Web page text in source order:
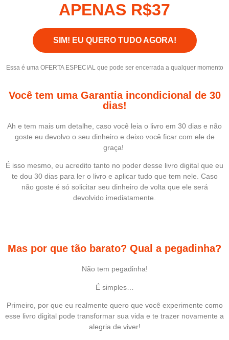
APENAS R$37
SIM! EU QUERO TUDO AGORA!
Essa é uma OFERTA ESPECIAL que pode ser encerrada a qualquer momento
Você tem uma Garantia incondicional de 30
dias!
Ah e tem mais um detalhe, caso você leia o livro em 30 dias e não
goste eu devolvo o seu dinheiro e deixo você ficar com ele de
graça!
É isso mesmo, eu acredito tanto no poder desse livro digital que eu
te dou 30 dias para ler o livro e aplicar tudo que tem nele. Caso
não goste é só solicitar seu dinheiro de volta que ele será
devolvido imediatamente.
Mas por que tão barato? Qual a pegadinha?
Não tem pegadinha!
É simples…
Primeiro, por que eu realmente quero que você experimente como
esse livro digital pode transformar sua vida e te trazer novamente a
alegria de viver!